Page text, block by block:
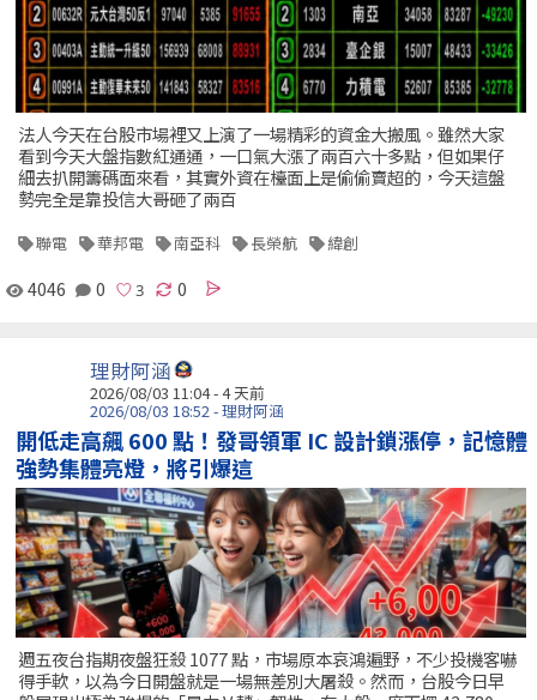
法人今天在台股市場裡又上演了一場精彩的資金大搬風。雖然大家
看到今天大盤指數紅通通，一口氣大漲了兩百六十多點，但如果仔
細去扒開籌碼面來看，其實外資在檯面上是偷偷賣超的，今天這盤
勢完全是靠投信大哥砸了兩百
聯電 華邦電 南亞科 長榮航 緯創
4046 0 0
理財阿涵
2026/08/03 11:04 - 4 天前
2026/08/03 18:52 - 理財阿涵
開低走高飆 600 點！發哥領軍 IC 設計鎖漲停，記憶體
強勢集體亮燈，將引爆這
週五夜台指期夜盤狂殺 1077 點，市場原本哀鴻遍野，不少投機客嚇
得手軟，以為今日開盤就是一場無差別大屠殺。然而，台股今日早